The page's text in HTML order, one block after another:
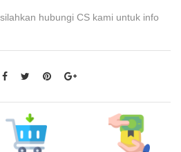
hubungi CS kami untuk info